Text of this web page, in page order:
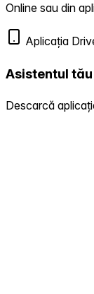
Online sau din
Aplicația
Asistentul
Descarcă